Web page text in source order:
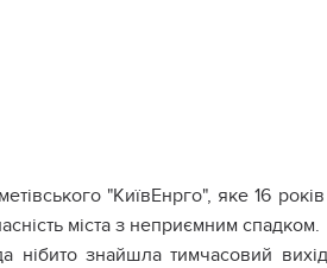
"КиївЕнрго", яке 16
міста з неприємним спадком.
нібито знайшла тимчасовий